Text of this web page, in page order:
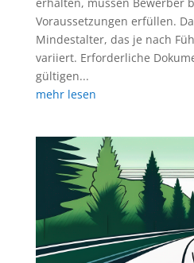
erhalten, müssen Bewerber
Voraussetzungen erfüllen.
Mindestalter, das je nach
variiert. Erforderliche
gültigen...
mehr lesen